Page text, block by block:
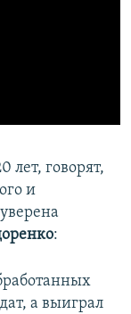
говорят,
и
:
а выиграл